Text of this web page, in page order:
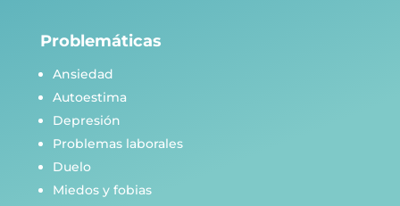
Problemáticas
Ansiedad
Autoestima
Depresión
Problemas laborales
Duelo
Miedos y fobias